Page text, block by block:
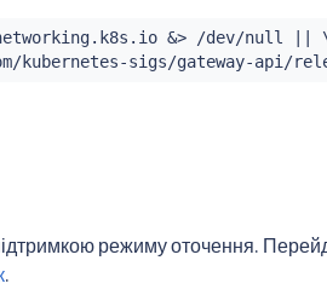
&> /dev/null
режиму оточення.
.